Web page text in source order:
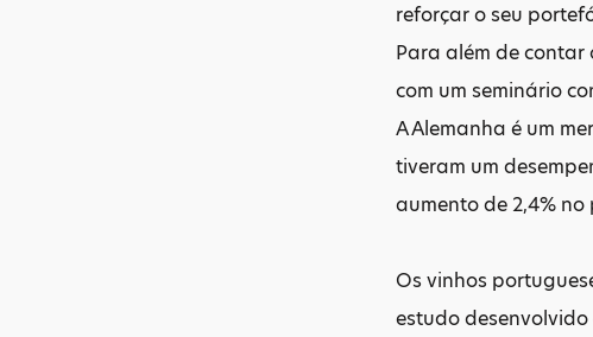
reforçar o seu
Para além de contar
com um seminário
A Alemanha é um
tiveram um
aumento de 2,4% no
Os vinhos
estudo desenvolvido